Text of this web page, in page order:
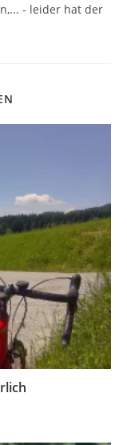
- leider hat der